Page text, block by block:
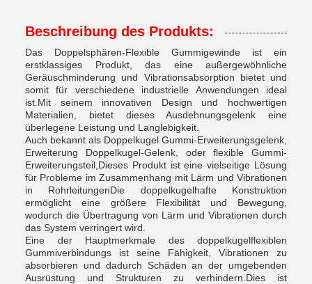
Beschreibung des Produkts:
Das Doppelsphären-Flexible Gummigewinde ist ein
erstklassiges Produkt, das eine außergewöhnliche
Geräuschminderung und Vibrationsabsorption bietet und
somit für verschiedene industrielle Anwendungen ideal
ist.Mit seinem innovativen Design und hochwertigen
Materialien, bietet dieses Ausdehnungsgelenk eine
überlegene Leistung und Langlebigkeit.
Auch bekannt als Doppelkugel Gummi-Erweiterungsgelenk,
Erweiterung Doppelkugel-Gelenk, oder flexible Gummi-
Erweiterungsteil,Dieses Produkt ist eine vielseitige Lösung
für Probleme im Zusammenhang mit Lärm und Vibrationen
in RohrleitungenDie doppelkugelhafte Konstruktion
ermöglicht eine größere Flexibilität und Bewegung,
wodurch die Übertragung von Lärm und Vibrationen durch
das System verringert wird.
Eine der Hauptmerkmale des doppelkugelflexiblen
Gummiverbindungs ist seine Fähigkeit, Vibrationen zu
absorbieren und dadurch Schäden an der umgebenden
Ausrüstung und Strukturen zu verhindern.Dies ist